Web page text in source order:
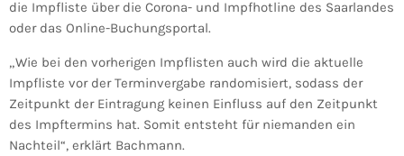
die Impfliste über die Corona- und Impfhotline des Saarlandes
oder das Online-Buchungsportal.
„Wie bei den vorherigen Impflisten auch wird die aktuelle
Impfliste vor der Terminvergabe randomisiert, sodass der
Zeitpunkt der Eintragung keinen Einfluss auf den Zeitpunkt
des Impftermins hat. Somit entsteht für niemanden ein
Nachteil“, erklärt Bachmann.